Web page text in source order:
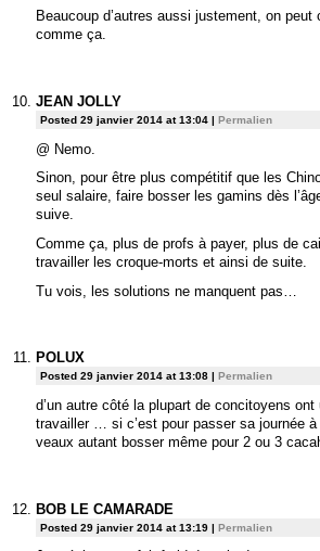
Beaucoup d’autres aussi justement, on
comme ça.
JEAN JOLLY
Posted 29 janvier 2014 at 13:04 | Permalien
@ Nemo.
Sinon, pour être plus compétitif que les
seul salaire, faire bosser les gamins dès
suive.
Comme ça, plus de profs à payer, plus de
travailler les croque-morts et ainsi de suite.
Tu vois, les solutions ne manquent pas…
POLUX
Posted 29 janvier 2014 at 13:08 Permalien
d’un autre côté la plupart de concitoyens
travailler … si c’est pour passer sa journée
veaux autant bosser même pour 2 ou 3
BOB LE CAMARADE
Posted 29 janvier 2014 at 13:19 | Permalien